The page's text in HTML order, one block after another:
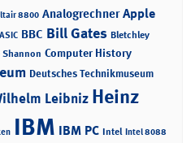
8800 Analogrechner Apple
BBC Bill Gates Bletchley
Shannon Computer History
Deutsches Technikmuseum
Leibniz Heinz
IBM IBM PC Intel Intel 8088